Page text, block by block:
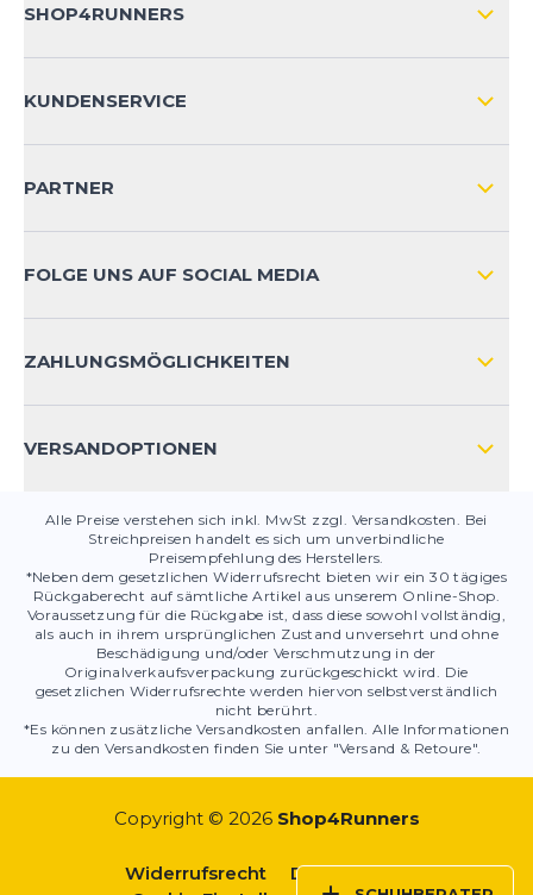
SHOP4RUNNERS
KUNDENSERVICE
KONTAKT
PRODUKTSICHERHEIT
PARTNER
FOLGE UNS AUF SOCIAL MEDIA
ZAHLUNGSMÖGLICHKEITEN
VERSANDOPTIONEN
Alle Preise verstehen sich inkl. MwSt zzgl. Versandkosten. Bei
Streichpreisen handelt es sich um unverbindliche
Preisempfehlung des Herstellers.
*Neben dem gesetzlichen Widerrufsrecht bieten wir ein 30 tägiges
Rückgaberecht auf sämtliche Artikel aus unserem Online-Shop.
Voraussetzung für die Rückgabe ist, dass diese sowohl vollständig,
als auch in ihrem ursprünglichen Zustand unversehrt und ohne
Beschädigung und/oder Verschmutzung in der
Originalverkaufsverpackung zurückgeschickt wird. Die
gesetzlichen Widerrufsrechte werden hiervon selbstverständlich
nicht berührt.
*Es können zusätzliche Versandkosten anfallen. Alle Informationen
zu den Versandkosten finden Sie unter "Versand & Retoure".
Copyright © 2026 Shop4Runners
Widerrufsrecht
Datenschutz